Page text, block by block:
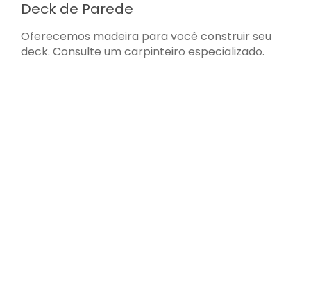
Deck de Parede
Oferecemos madeira para você construir seu
deck. Consulte um carpinteiro especializado.